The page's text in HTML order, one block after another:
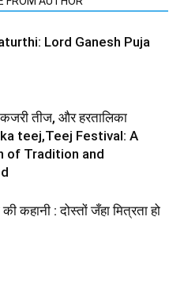
Lord Ganesh Puja
कजरी तीज, और हरतालिका
teej,Teej Festival: A
of Tradition and
कहानी : दोस्तों जँहा मित्रता हो